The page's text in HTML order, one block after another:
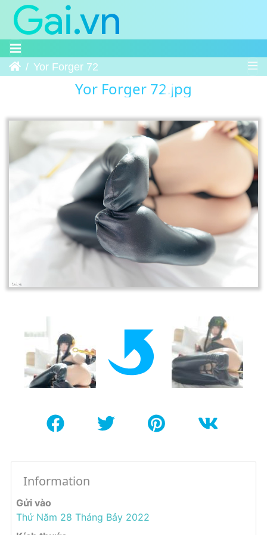
Trang chủYor Forger 72
Yor Forger 72.jpg
Information
Gửi vào
Thứ Năm 28 Tháng Bảy 2022